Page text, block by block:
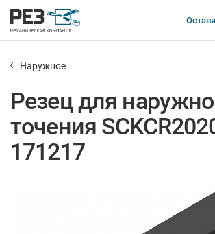
Наружное
Резец для
точения
171217